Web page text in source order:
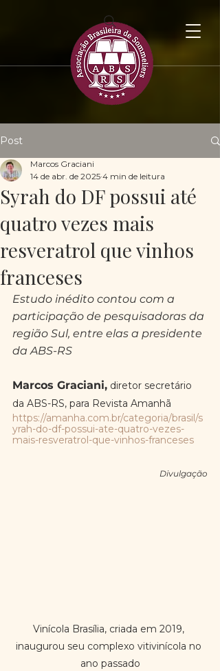
Post
Syrah do DF possui até
quatro vezes mais
resveratrol que vinhos
franceses
Marcos Graciani
14 de abr. de 2025 4 min de leitura
Estudo inédito contou com a
participação de pesquisadoras da
região Sul, entre elas a presidente
da ABS-RS
Marcos Graciani, diretor secretário
da ABS-RS, para Revista Amanhã
https://amanha.com.br/categoria/brasil/s
yrah-do-df-possui-ate-quatro-vezes-
mais-resveratrol-que-vinhos-franceses
Divulgação
Vinícola Brasília, criada em 2019,
inaugurou seu complexo vitivinícola no
ano passado